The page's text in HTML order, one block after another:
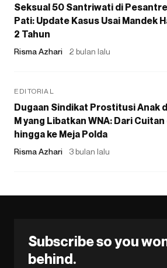
Seksual 50 Santriwati di
Pati: Update Kasus Usai Mandek
2 Tahun
Risma Azhari 2 bulan lalu
EDITORIAL
Dugaan Sindikat Prostitusi Anak
M yang Libatkan WNA: Dari Cuitan
hingga ke Meja Polda
Risma Azhari 3 bulan lalu
Subscribe so you
behind.